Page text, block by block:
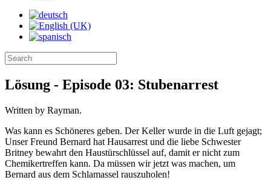
Lösung - Episode 03: Stubenarrest
Written by Rayman.
Was kann es Schöneres geben. Der Keller wurde in die Luft gejagt;
Unser Freund Bernard hat Hausarrest und die liebe Schwester
Britney bewahrt den Haustürschlüssel auf, damit er nicht zum
Chemikertreffen kann. Da müssen wir jetzt was machen, um
Bernard aus dem Schlamassel rauszuholen!